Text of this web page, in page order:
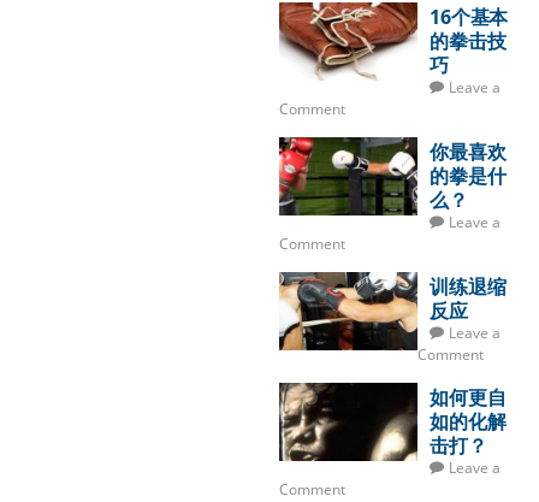
16个基本
的拳击技
巧
Leave a
Comment
你最喜欢
的拳是什
么？
Leave a
Comment
训练退缩
反应
Leave a
Comment
如何更自
如的化解
击打？
Leave a
Comment